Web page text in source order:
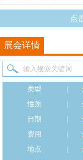
点
展会详情
类型
性质
日期
费用
地点